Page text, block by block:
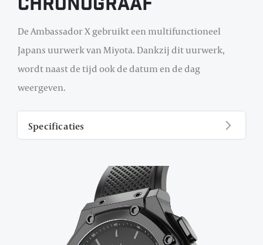
Chronograaf
De Ambassador X gebruikt een multifunctioneel
Japans uurwerk van Miyota. Dankzij dit uurwerk,
wordt naast de tijd ook de datum en de dag
weergeven.
Specificaties